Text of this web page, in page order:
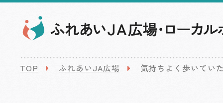
TOP ふれあいJA広場 気持ちよく歩いてい